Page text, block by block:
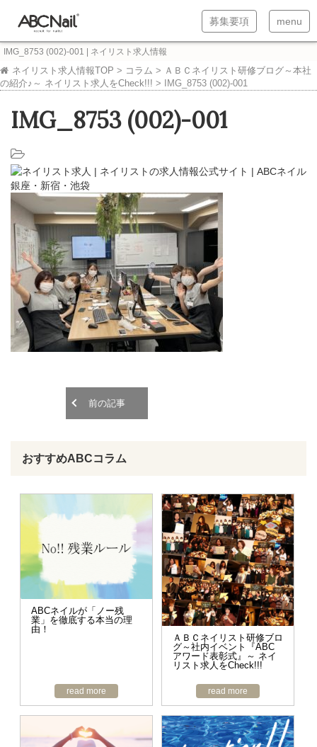
T
o
g
e
a
v
i
g
t
n
募集要項
T
o
a
menu
IMG_8753 (002)-001 | ネイリスト求人情報
ネイリスト求人情報TOP > コラム > ＡＢＣネイリスト研修ブログ～本社
の紹介♪～ ネイリスト求人をCheck!!! > IMG_8753 (002)-001
IMG_8753 (002)-001
前の記事
おすすめABCコラム
ABCネイルが「ノー残
業」を徹底する本当の理
由！
read more
ＡＢＣネイリスト研修ブロ
グ～社内イベント『ABC
アワード表彰式』～ ネイ
リスト求人をCheck!!!
read more